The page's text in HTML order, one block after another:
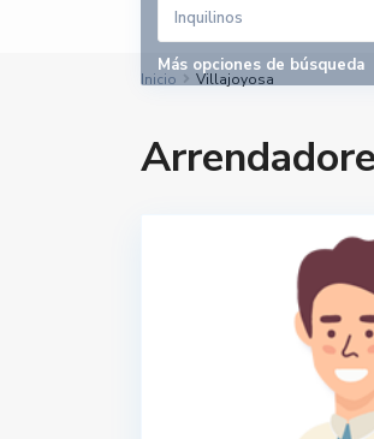
Inquilinos
Más opciones de búsqueda
Inicio Villajoyosa